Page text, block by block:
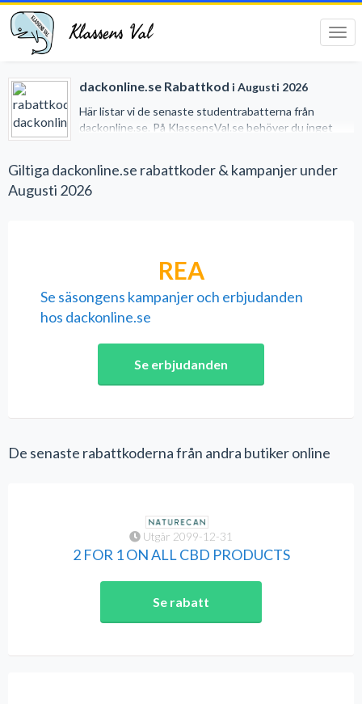
Klassens Val
dackonline.se Rabattkod i Augusti 2026
Här listar vi de senaste studentrabatterna från
dackonline.se. På KlassensVal.se behöver du inget
samla alla studentrabatter på ett och samma ställe.
Giltiga dackonline.se rabattkoder & kampanjer under
Augusti 2026
REA
Se säsongens kampanjer och erbjudanden
hos dackonline.se
Se erbjudanden
De senaste rabattkoderna från andra butiker online
Utgår 2099-12-31
2 FOR 1 ON ALL CBD PRODUCTS
Se rabatt